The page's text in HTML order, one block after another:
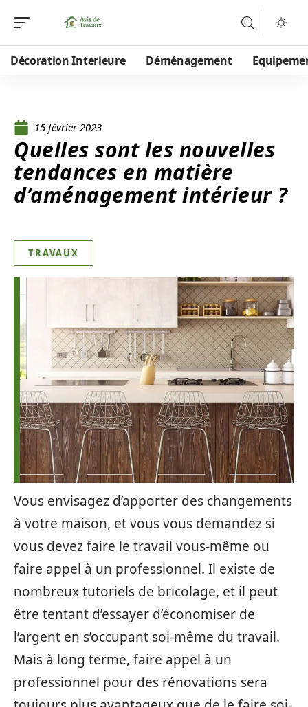
Décoration Interieure Déménagement
15 février 2023
Quelles sont les nouvelles
tendances en matière
d’aménagement intérieur ?
TRAVAUX
Vous envisagez d’apporter des changements
à votre maison, et vous vous demandez si
vous devez faire le travail vous-même ou
faire appel à un professionnel. Il existe de
nombreux tutoriels de bricolage, et il peut
être tentant d’essayer d’économiser de
l’argent en s’occupant soi-même du travail.
Mais à long terme, faire appel à un
professionnel pour des rénovations sera